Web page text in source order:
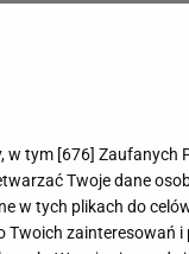
w tym [676] Zaufanych
Twoje dane
w tych plikach do
zainteresowań i